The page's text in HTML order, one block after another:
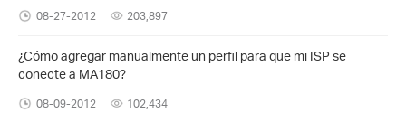
08-27-2012 203,897
¿Cómo agregar manualmente un perfil para que mi ISP se
conecte a MA180?
08-09-2012 102,434